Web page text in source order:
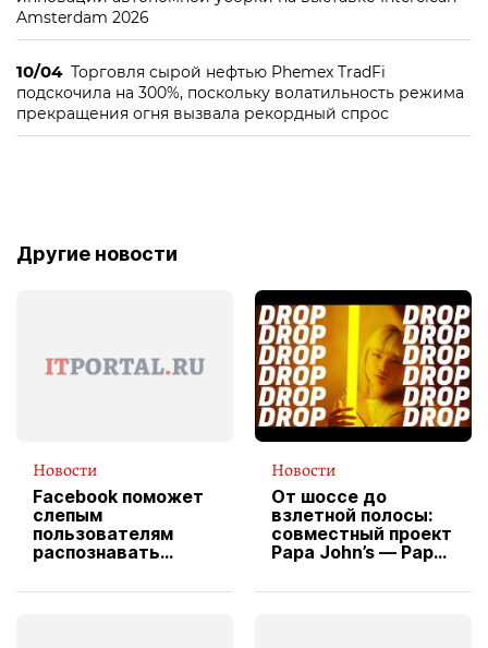
Amsterdam 2026
10/04 Торговля сырой нефтью Phemex TradFi
подскочила на 300%, поскольку волатильность режима
прекращения огня вызвала рекордный спрос
Другие новости
Новости
Facebook поможет
слепым
пользователям
распознавать
Новости
От шоссе до
взлетной полосы:
совместный проект
Papa John’s — Papa
вводит